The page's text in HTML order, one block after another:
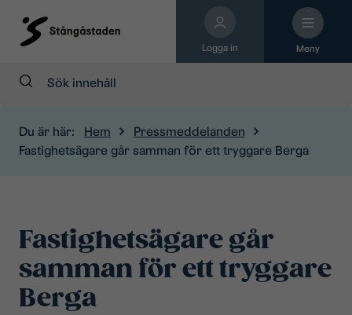
Logga in Meny
Sök:
Du är här: Hem
Pressmeddelanden
Fastighetsägare går samman för ett tryggare Berga
Fastighetsägare går
samman för ett tryggare
Berga